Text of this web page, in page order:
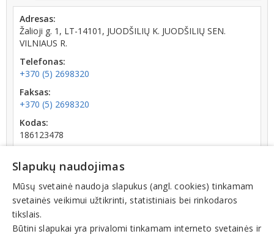
Adresas:
Žalioji g. 1, LT-14101, JUODŠILIŲ K. JUODŠILIŲ SEN.
VILNIAUS R.
Telefonas:
+370 (5) 2698320
Faksas:
+370 (5) 2698320
Kodas:
186123478
1993-07-03
Apyvarta:
0 € (2022 m.)
Slapukų naudojimas
Mūsų svetainė naudoja slapukus (angl. cookies) tinkamam
svetainės veikimui užtikrinti, statistiniais bei rinkodaros
tikslais.
Būtini slapukai yra privalomi tinkamam interneto svetainės ir